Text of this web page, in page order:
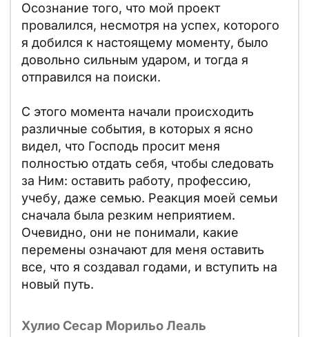
Осознание того, что мой проект
провалился, несмотря на успех, которого
я добился к настоящему моменту, было
довольно сильным ударом, и тогда я
отправился на поиски.
С этого момента начали происходить
различные события, в которых я ясно
видел, что Господь просит меня
полностью отдать себя, чтобы следовать
за Ним: оставить работу, профессию,
учебу, даже семью. Реакция моей семьи
сначала была резким неприятием.
Очевидно, они не понимали, какие
перемены означают для меня оставить
все, что я создавал годами, и вступить на
новый путь.
Хулио Сесар Морильо Леаль